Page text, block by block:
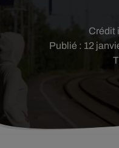
Publié : 12
Crédit